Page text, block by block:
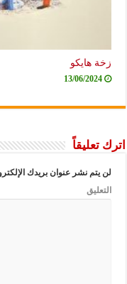
زخة هايكو
13/06/2024
اترك تعليقاً
لن يتم نشر عنوان بريدك
التعليق